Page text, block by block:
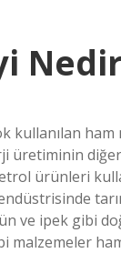
kullanılan
üretiminin
ürünleri
ve ipek gibi